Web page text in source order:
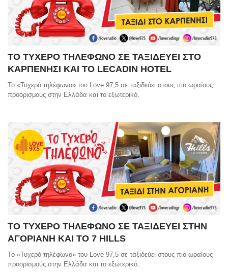
ΤΟ ΤΥΧΕΡΟ ΤΗΛΕΦΩΝΟ ΣΕ ΤΑΞΙΔΕΥΕΙ ΣΤΟ
ΚΑΡΠΕΝΗΣΙ ΚΑΙ ΤΟ LECADIN HOTEL
Το «Τυχερό τηλέφωνο» του Love 97,5 σε ταξιδεύει στους πιο ωραίους
προορισμούς στην Ελλάδα και το εξωτερικό.
ΤΟ ΤΥΧΕΡΟ ΤΗΛΕΦΩΝΟ ΣΕ ΤΑΞΙΔΕΥΕΙ ΣΤHN
ΑΓΟΡΙΑΝΗ ΚΑΙ ΤΟ 7 HILLS
Το «Τυχερό τηλέφωνο» του Love 97,5 σε ταξιδεύει στους πιο ωραίους
προορισμούς στην Ελλάδα και το εξωτερικό.